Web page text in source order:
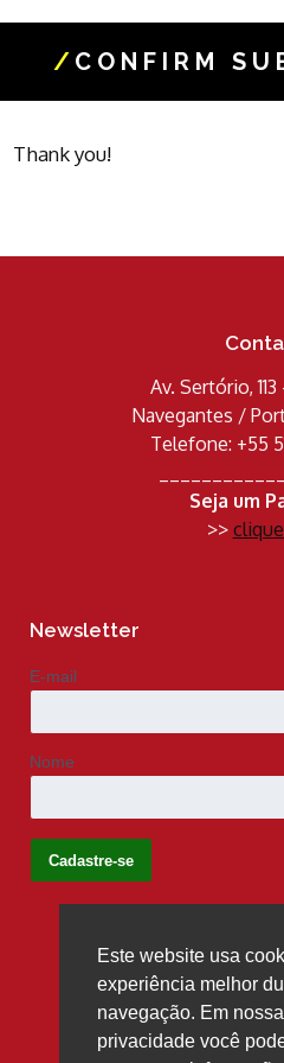
/ CONFIRM
Thank you!
Av. Sertório,
Navegantes /
Telefone: +55
Seja um
>>
Newsletter
E-mail
Nome
Siga-nos
Este website usa
experiência melhor
navegação. Em
privacidade você